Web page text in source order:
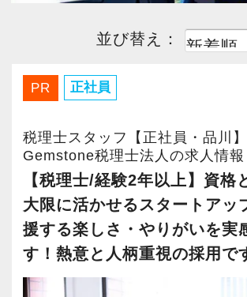
福岡県(8)
宮崎県(2) 鹿児島県
沖縄県 (2)
並び替え：
PR 正社員
税理士スタッフ【正社員・品川
Gemstone税理士法人の求人情報
【税理士/経験2年以上】資格
大限に活かせるスタートアッ
援する楽しさ・やりがいを実
す！熱意と人柄重視の採用で